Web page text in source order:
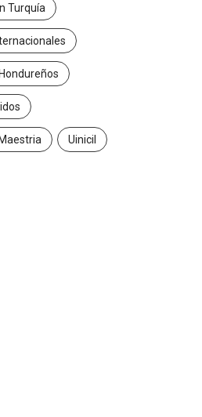
Turquía
Maestria Uinicil